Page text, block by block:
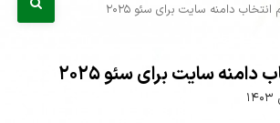
دامنه سایت برای سئو 2025
سایت برای سئو 2025